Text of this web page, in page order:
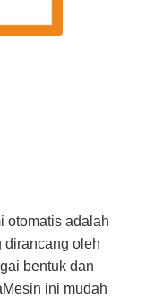
otomatis adalah
dirancang oleh
bentuk dan
ini mudah